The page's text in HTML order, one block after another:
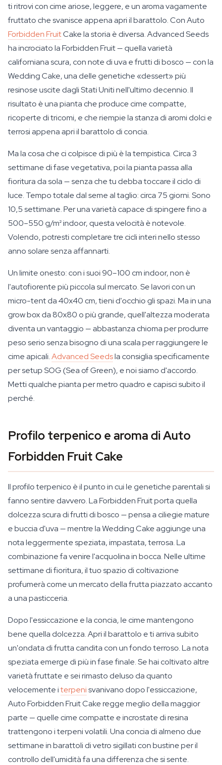
ti ritrovi con cime ariose, leggere, e un aroma vagamente
fruttato che svanisce appena apri il barattolo. Con Auto
Forbidden FruitCake la storia è diversa. Advanced Seeds
ha incrociato la Forbidden Fruit — quella varietà
californiana scura, con note di uva e frutti di bosco — con la
Wedding Cake, una delle genetiche «dessert» più
resinose uscite dagli Stati Uniti nell'ultimo decennio. Il
risultato è una pianta che produce cime compatte,
ricoperte di tricomi, e che riempie la stanza di aromi dolci e
terrosi appena apri il barattolo di concia.
Ma la cosa che ci colpisce di più è la tempistica. Circa 3
settimane di fase vegetativa, poi la pianta passa alla
fioritura da sola — senza che tu debba toccare il ciclo di
luce. Tempo totale dal seme al taglio: circa 75 giorni. Sono
10,5 settimane. Per una varietà capace di spingere fino a
500–550 g/m² indoor, questa velocità è notevole.
Volendo, potresti completare tre cicli interi nello stesso
anno solare senza affannarti.
Un limite onesto: con i suoi 90–100 cm indoor, non è
l'autofiorente più piccola sul mercato. Se lavori con un
micro-tent da 40x40 cm, tieni d'occhio gli spazi. Ma in una
grow box da 80x80 o più grande, quell'altezza moderata
diventa un vantaggio — abbastanza chioma per produrre
peso serio senza bisogno di una scala per raggiungere le
cime apicali.Advanced Seedsla consiglia specificamente
per setup SOG (Sea of Green), e noi siamo d'accordo.
Metti qualche pianta per metro quadro e capisci subito il
perché.
Profilo terpenico e aroma di Auto
Forbidden Fruit Cake
Il profilo terpenico è il punto in cui le genetiche parentali si
fanno sentire davvero. La Forbidden Fruit porta quella
dolcezza scura di frutti di bosco — pensa a ciliegie mature
e buccia d'uva — mentre la Wedding Cake aggiunge una
nota leggermente speziata, impastata, terrosa. La
combinazione fa venire l'acquolina in bocca. Nelle ultime
settimane di fioritura, il tuo spazio di coltivazione
profumerà come un mercato della frutta piazzato accanto
a una pasticceria.
Dopo l'essiccazione e la concia, le cime mantengono
bene quella dolcezza. Apri il barattolo e ti arriva subito
un'ondata di frutta candita con un fondo terroso. La nota
speziata emerge di più in fase finale. Se hai coltivato altre
varietà fruttate e sei rimasto deluso da quanto
velocemente iterpenisvanivano dopo l'essiccazione,
Auto Forbidden Fruit Cake regge meglio della maggior
parte — quelle cime compatte e incrostate di resina
trattengono i terpeni volatili. Una concia di almeno due
settimane in barattoli di vetro sigillati con bustine per il
controllo dell'umidità fa una differenza che si sente.